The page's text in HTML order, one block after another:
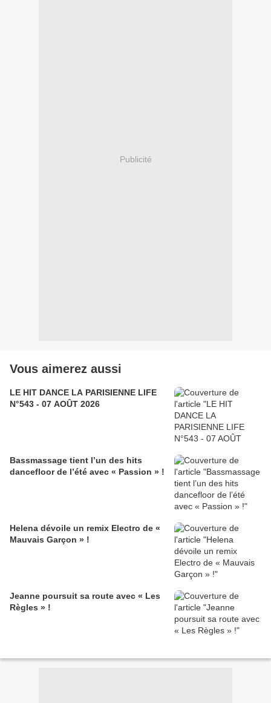
Publicité
Vous aimerez aussi
LE HIT DANCE LA PARISIENNE LIFE
N°543 - 07 AOÛT 2026
Bassmassage tient l’un des hits
dancefloor de l’été avec « Passion » !
Helena dévoile un remix Electro de «
Mauvais Garçon » !
Jeanne poursuit sa route avec « Les
Règles » !